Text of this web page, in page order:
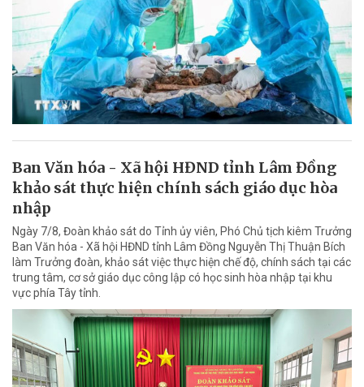
Ban Văn hóa - Xã hội HĐND tỉnh Lâm Đồng
khảo sát thực hiện chính sách giáo dục hòa
nhập
Ngày 7/8, Đoàn khảo sát do Tỉnh ủy viên, Phó Chủ tịch kiêm Trưởng
Ban Văn hóa - Xã hội HĐND tỉnh Lâm Đồng Nguyễn Thị Thuận Bích
làm Trưởng đoàn, khảo sát việc thực hiện chế độ, chính sách tại các
trung tâm, cơ sở giáo dục công lập có học sinh hòa nhập tại khu
vực phía Tây tỉnh.